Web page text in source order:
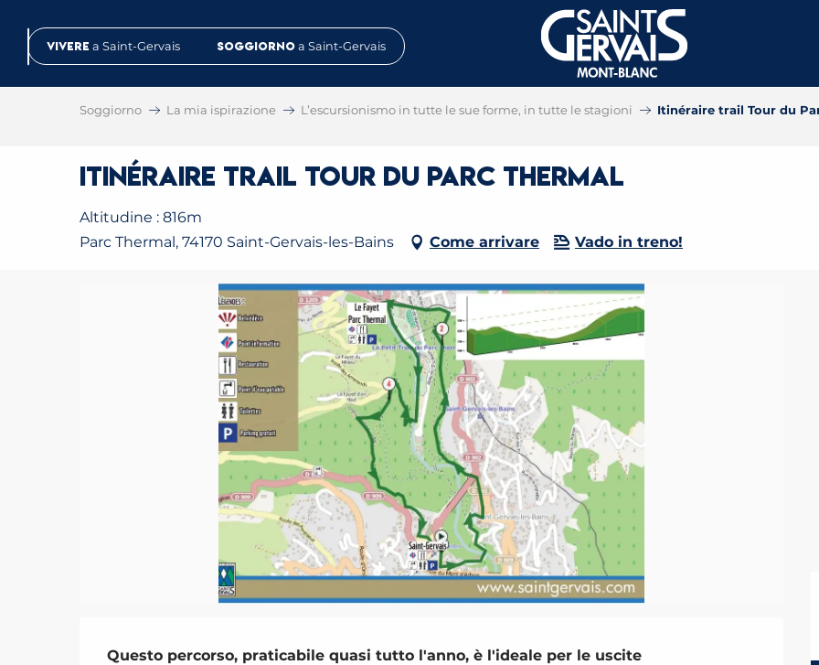
contenuVivere a Saint-Gervais Soggiorno a Saint-Gervais
Soggiorno La mia ispirazione L’escursionismo in tutte le sue forme, in tutte le stagioni Itinéraire trail Tour du
Itinéraire trail Tour du Parc Thermal
Altitudine : 816m
Parc Thermal, 74170 Saint-Gervais-les-Bains
Come arrivare Vado in treno!
Descrizione
Questo percorso, praticabile quasi tutto l'anno, è l'ideale per le uscite